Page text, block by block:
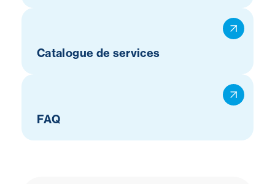
Catalogue de services
FAQ